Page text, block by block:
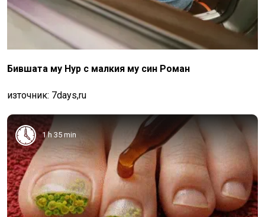
Бившата му Нур с малкия му син Роман
източник: 7days,ru
1 h 35 min